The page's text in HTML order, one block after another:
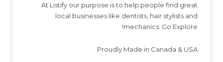
At Listify our purpose is to help people find great
local businesses like dentists, hair stylists and
mechanics. Go Explore!
Proudly Made in Canada & USA